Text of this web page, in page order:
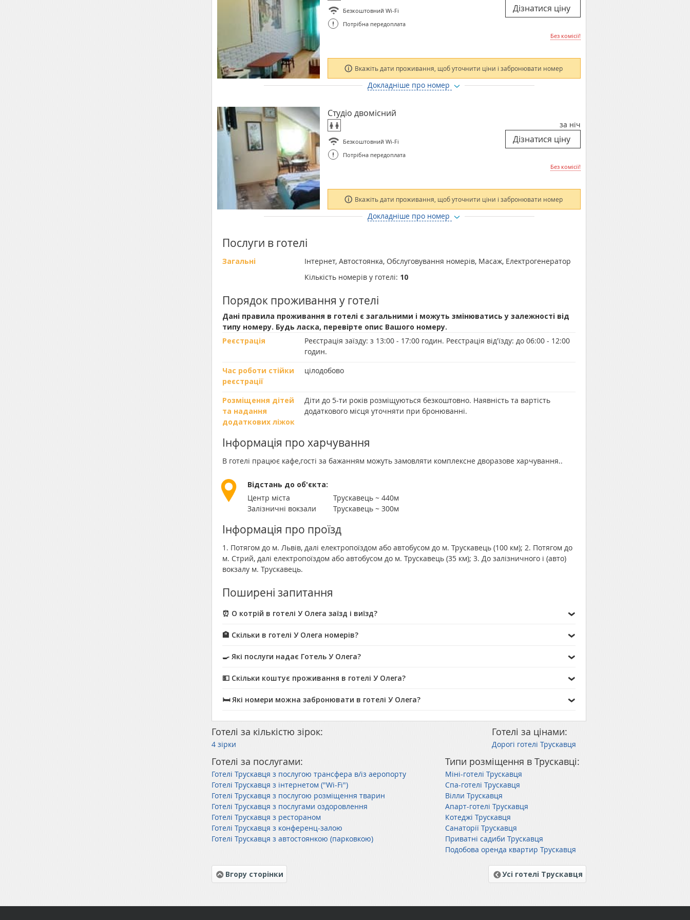
Безкоштовний Wi-Fi
! Потрібна передоплата
Без комісії!
Вкажіть дати проживання, щоб уточнити ціни і забронювати номер
Докладніше про номер
Студіо двомісний
Безкоштовний Wi-Fi
! Потрібна передоплата
за ніч
Без комісії!
Вкажіть дати проживання, щоб уточнити ціни і забронювати номер
Докладніше про номер
Послуги в готелі
Загальні
Інтернет, Автостоянка, Обслуговування номерів, Масаж, Електрогенератор
Кількість номерів у готелі: 10
Порядок проживання у готелі
Дані правила проживання в готелі є загальними і можуть змінюватись у залежності від
типу номеру. Будь ласка, перевірте опис Вашого номеру.
Реєстрація
Реєстрація заїзду: з 13:00 - 17:00 годин. Реєстрація від'їзду: до 06:00 - 12:00
годин.
Час роботи стійки
реєстрації
цілодобово
Розміщення дітей
та надання
додаткових ліжок
Діти до 5-ти років розміщуються безкоштовно. Наявність та вартість
додаткового місця уточняти при бронюванні.
Інформація про харчування
В готелі працює кафе,гості за бажанням можуть замовляти комплексне дворазове харчування..
Відстань до об'єкта:
Центр міста
Трускавець ~ 440м
Залізничні вокзали
Трускавець ~ 300м
Інформація про проїзд
1. Потягом до м. Львів, далі електропоїздом або автобусом до м. Трускавець (100 км); 2. Потягом до
м. Стрий, далі електропоїздом або автобусом до м. Трускавець (35 км); 3. До залізничного і (авто)
вокзалу м. Трускавець.
Поширені запитання
⏰ О котрій в готелі У Олега заїзд і виїзд?
🏨 Скільки в готелі У Олега номерів?
🍳 Які послуги надає Готель У Олега?
💵 Скільки коштує проживання в готелі У Олега?
🛏️ Які номери можна забронювати в готелі У Олега?
Готелі за кількістю зірок:
4 зірки
Готелі за цінами:
Дорогі готелі Трускавця
Готелі за послугами:
Готелі Трускавця з послугою трансфера в/із аеропорту
Готелі Трускавця з інтернетом ("Wi-Fi")
Готелі Трускавця з послугою розміщення тварин
Готелі Трускавця з послугами оздоровлення
Готелі Трускавця з рестораном
Готелі Трускавця з конференц-залою
Готелі Трускавця з автостоянкою (парковкою)
Типи розміщення в Трускавці:
Міні-готелі Трускавця
Спа-готелі Трускавця
Вілли Трускавця
Апарт-готелі Трускавця
Котеджі Трускавця
Санаторії Трускавця
Приватні садиби Трускавця
Подобова оренда квартир Трускавця
Вгору сторінки Усі готелі Трускавця